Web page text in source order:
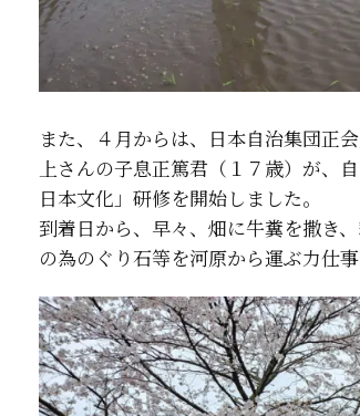
また、４月からは、日本自治集団正
上さんの子息正篤君（１７歳）が、
日本文化」研修を開始しました。
到着日から、早々、畑に牛糞を撒き
の為のぐり石等を河原から運ぶ力仕事